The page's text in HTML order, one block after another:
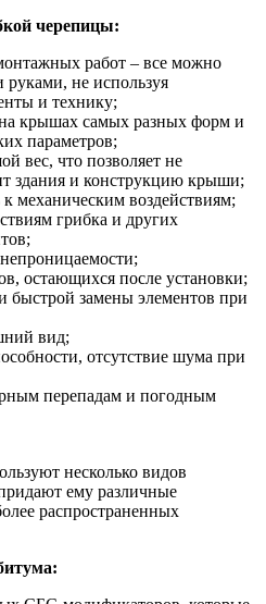
черепицы:
работ – все можно
руками, не используя
и технику;
крышах самых разных форм и
параметров;
вес, что позволяет не
здания и конструкцию крыши;
к механическим воздействиям;
грибка и других
остающихся после установки;
быстрой замены элементов при
вид;
отсутствие шума при
перепадам и погодным
несколько видов
ему различные
распространенных